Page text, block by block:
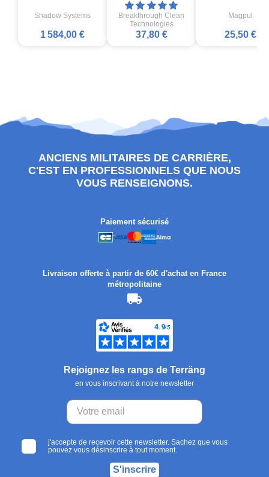
Shadow Systems
1 584,00 €
Breakthrough Clean
Technologies
37,80 €
Magpul
25,50 €
ANCIENS MILITAIRES DE CARRIÈRE,
C'EST EN PROFESSIONNELS QUE NOUS
VOUS RENSEIGNONS.
Paiement sécurisé
Livraison offerte à partir de 60€ d'achat en France
métropolitaine
Rejoignez les rangs de Terräng
en vous inscrivant à notre newsletter
j'accepte de recevoir cette newsletter. Sachez que vous
pouvez vous désinscrire à tout moment.
S'inscrire